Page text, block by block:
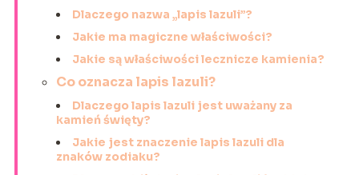
Dlaczego nazwa „lapis lazuli”?
Jakie ma magiczne właściwości?
Jakie są właściwości lecznicze kamienia?
Co oznacza lapis lazuli?
Dlaczego lapis lazuli jest uważany za
kamień święty?
Jakie jest znaczenie lapis lazuli dla
znaków zodiaku?